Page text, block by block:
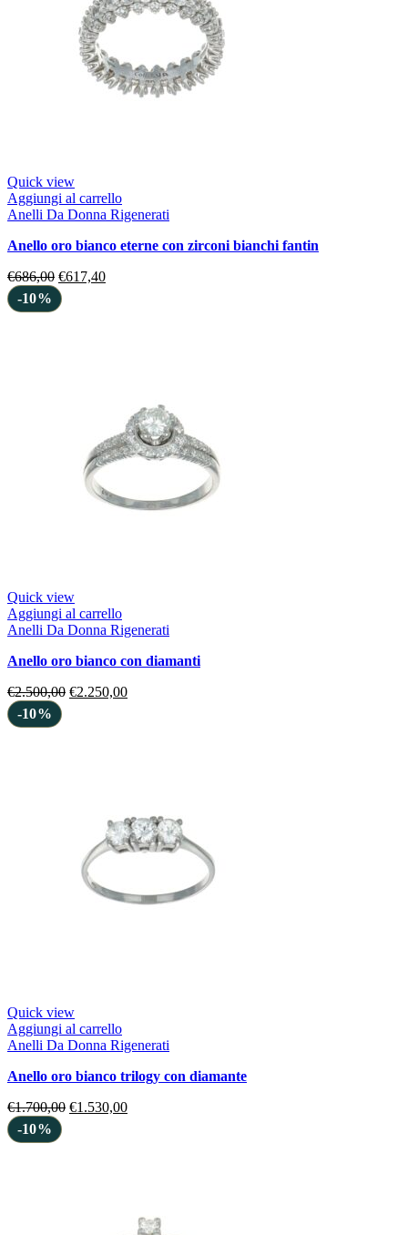
Quick view
Aggiungi al carrello
Anelli Da Donna Rigenerati
anello oro bianco eterne con zirconi bianchi fantin
€686,00 €617,40
-10%
Quick view
Aggiungi al carrello
Anelli Da Donna Rigenerati
anello oro bianco con diamanti
€2.500,00 €2.250,00
-10%
Quick view
Aggiungi al carrello
Anelli Da Donna Rigenerati
anello oro bianco trilogy con diamante
€1.700,00 €1.530,00
-10%